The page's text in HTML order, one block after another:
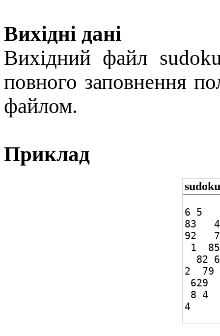
Вихідні дані
Вихiдний файл
повного заповнення
файлом.
Приклад
6 5
83
92
1
82
2
629
8 4